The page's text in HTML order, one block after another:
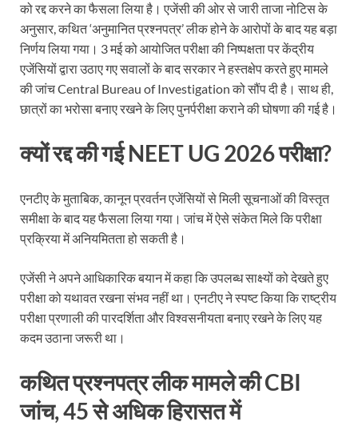
को रद्द करने का फैसला लिया है। एजेंसी की ओर से जारी ताजा नोटिस के
अनुसार, कथित ‘अनुमानित प्रश्नपत्र’ लीक होने के आरोपों के बाद यह बड़ा
निर्णय लिया गया। 3 मई को आयोजित परीक्षा की निष्पक्षता पर केंद्रीय
एजेंसियों द्वारा उठाए गए सवालों के बाद सरकार ने हस्तक्षेप करते हुए मामले
की जांचCentral Bureau of Investigationको सौंप दी है। साथ ही,
छात्रों का भरोसा बनाए रखने के लिए पुनर्परीक्षा कराने की घोषणा की गई है।
क्यों रद्द की गई NEET UG 2026 परीक्षा?
एनटीए के मुताबिक, कानून प्रवर्तन एजेंसियों से मिली सूचनाओं की विस्तृत
समीक्षा के बाद यह फैसला लिया गया। जांच में ऐसे संकेत मिले कि परीक्षा
प्रक्रिया में अनियमितता हो सकती है।
एजेंसी ने अपने आधिकारिक बयान में कहा कि उपलब्ध साक्ष्यों को देखते हुए
परीक्षा को यथावत रखना संभव नहीं था। एनटीए ने स्पष्ट किया कि राष्ट्रीय
परीक्षा प्रणाली की पारदर्शिता और विश्वसनीयता बनाए रखने के लिए यह
कदम उठाना जरूरी था।
कथित प्रश्नपत्र लीक मामले की CBI
जांच, 45 से अधिक हिरासत में